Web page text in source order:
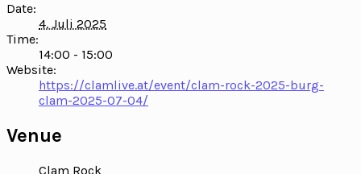
Date:
4. Juli 2025
Time:
14:00 - 15:00
Website:
https://clamlive.at/event/clam-rock-2025-burg-
clam-2025-07-04/
Venue
Clam Rock